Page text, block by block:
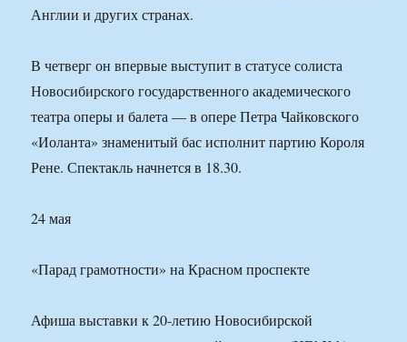
Англии и других странах.
В четверг он впервые выступит в статусе солиста
Новосибирского государственного академического
театра оперы и балета — в опере Петра Чайковского
«Иоланта» знаменитый бас исполнит партию Короля
Рене. Спектакль начнется в 18.30.
24 мая
«Парад грамотности» на Красном проспекте
Афиша выставки к 20-летию Новосибирской